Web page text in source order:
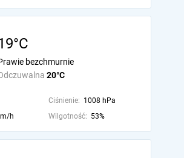
20°C
bezchmurnie
Ciśnienie: 1008 hPa
h Wilgotność: 53%